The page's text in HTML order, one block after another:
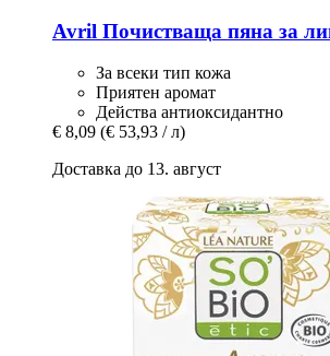
Avril Почистваща пяна за
За всеки тип кожа
Приятен аромат
Действа антиоксидантно
€ 8,09 (€ 53,93 / л)
Доставка до 13. август